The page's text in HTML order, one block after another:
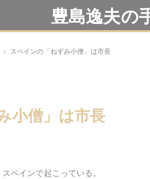
豊島逸夫の
スペインの「ねずみ小僧」は市長
小僧」は市長
ペインで起こっている。